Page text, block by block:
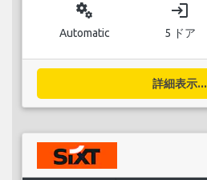
miscellaneous_services
Automatic
login
5 ドア
詳細表示...